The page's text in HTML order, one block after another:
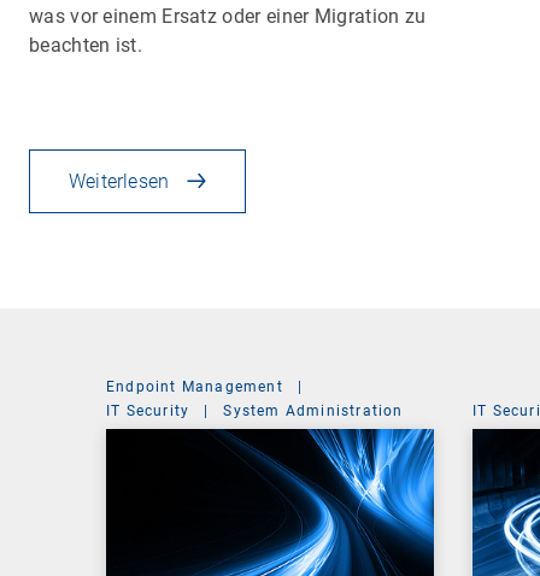
was vor einem Ersatz oder einer Migration zu
beachten ist.
Weiterlesen
Endpoint Management
IT Security
System Administration IT